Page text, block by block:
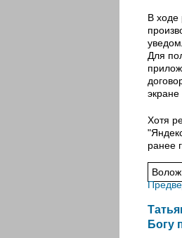
В ходе
Для
экране
Хотя
ранее
Богу